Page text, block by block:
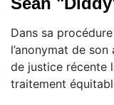
Dans sa
l’anonymat de
de justice récente
traitement